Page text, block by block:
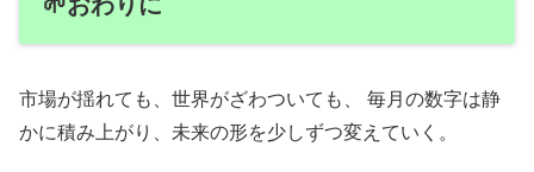
市場が揺れても、世界がざわついても、 毎月の数字は静
かに積み上がり、未来の形を少しずつ変えていく。